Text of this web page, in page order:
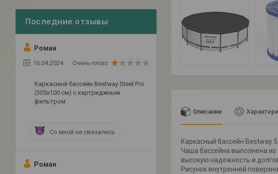
Описание
Каркасный бассейн Bestway
Чаша бассейна выполнена
высокую надежность и
Рисунок внутренней
Роман
16.04.2024 Очень плохо
Каркасный бассейн Bestway Steel Pro
(305х100 см) с картриджным
фильтром
Со мной не связались
Роман